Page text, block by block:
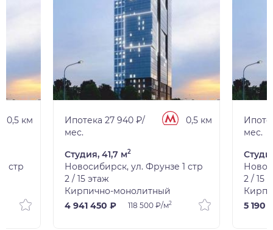
0,5 км
стр
Ипотека 27 940 ₽/
мес.
0,5 км
Студия, 41,7 м2
Новосибирск, ул. Фрунзе 1 стр
2 / 15 этаж
Кирпично-монолитный
4 941 450 ₽
118 500 ₽/м2
мес.
2 / 15
5 190